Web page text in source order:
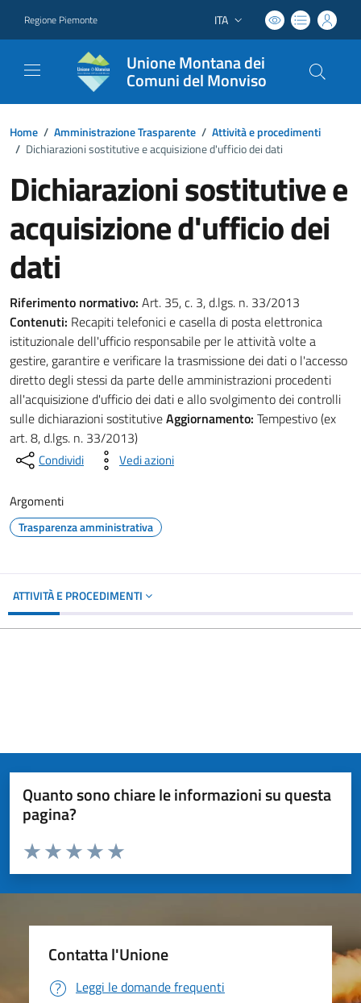
Regione Piemonte Lingua attiva:
ITA
Unione Montana dei
Comuni del Monviso
Home / Amministrazione Trasparente / Attività e procedimenti
/ Dichiarazioni sostitutive e acquisizione d'ufficio dei dati
Dichiarazioni sostitutive e
acquisizione d'ufficio dei
dati
Riferimento normativo: Art. 35, c. 3, d.lgs. n. 33/2013
Contenuti: Recapiti telefonici e casella di posta elettronica
istituzionale dell'ufficio responsabile per le attività volte a
gestire, garantire e verificare la trasmissione dei dati o l'accesso
diretto degli stessi da parte delle amministrazioni procedenti
all'acquisizione d'ufficio dei dati e allo svolgimento dei controlli
sulle dichiarazioni sostitutiveAggiornamento: Tempestivo (ex
art. 8, d.lgs. n. 33/2013)
Condividi Vedi azioni
Argomenti
Trasparenza amministrativa
ATTIVITÀ E PROCEDIMENTI
Quanto sono chiare le informazioni su questa
pagina?
Valuta da 1 a 5 stelle la pagina
Valuta 5 stelle su 5
Valuta 4 stelle su 5
Valuta 3 stelle su 5
Valuta 2 stelle su 5
Valuta 1 stelle su 5
Contatta l'Unione
Leggi le domande frequenti